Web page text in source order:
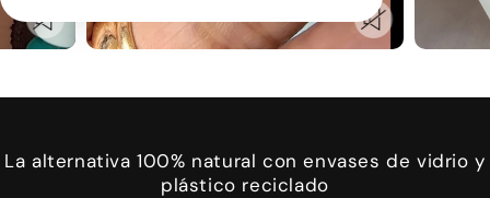
La alternativa 100% natural con envases de vidrio y
plástico reciclado